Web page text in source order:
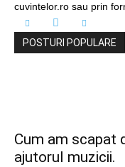
cuvintelor.ro sau prin
POSTURI POPULARE
Cum am scapat
ajutorul muzicii.